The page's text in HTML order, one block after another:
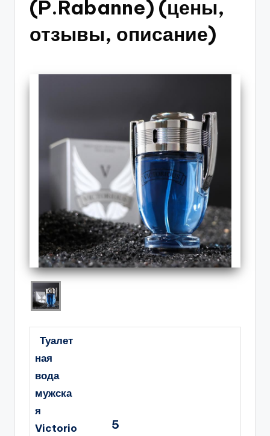
(P.Rabanne) (цены,
отзывы, описание)
Туалет
ная
вода
мужска
я
Victorio
5